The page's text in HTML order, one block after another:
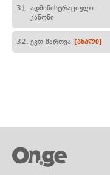
31. ადმინისტრაციული
კანონი
32. ეკო-მართვა [ახალი]